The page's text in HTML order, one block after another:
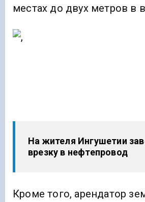
местах до двух метров в
На жителя Ингушетии
врезку в нефтепровод
Кроме того, арендатор